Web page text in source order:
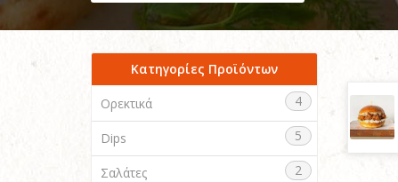
Κατηγορίες Προϊόντων
Ορεκτικά 4
Dips 5
Σαλάτες 2